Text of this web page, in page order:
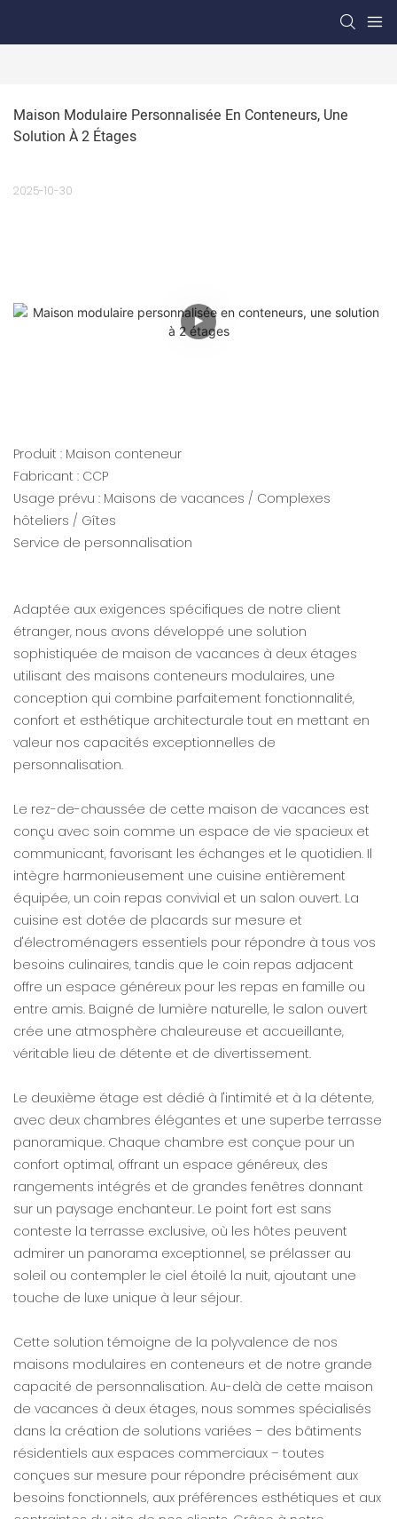
Maison Modulaire Personnalisée En Conteneurs, Une
Solution À 2 Étages
2025-10-30
Produit : Maison conteneur
Fabricant : CCP
Usage prévu : Maisons de vacances / Complexes
hôteliers / Gîtes
Service de personnalisation
Adaptée aux exigences spécifiques de notre client
étranger, nous avons développé une solution
sophistiquée de maison de vacances à deux étages
utilisant des maisons conteneurs modulaires, une
conception qui combine parfaitement fonctionnalité,
confort et esthétique architecturale tout en mettant en
valeur nos capacités exceptionnelles de
personnalisation.
Le rez-de-chaussée de cette maison de vacances est
conçu avec soin comme un espace de vie spacieux et
communicant, favorisant les échanges et le quotidien. Il
intègre harmonieusement une cuisine entièrement
équipée, un coin repas convivial et un salon ouvert. La
cuisine est dotée de placards sur mesure et
d'électroménagers essentiels pour répondre à tous vos
besoins culinaires, tandis que le coin repas adjacent
offre un espace généreux pour les repas en famille ou
entre amis. Baigné de lumière naturelle, le salon ouvert
crée une atmosphère chaleureuse et accueillante,
véritable lieu de détente et de divertissement.
Le deuxième étage est dédié à l'intimité et à la détente,
avec deux chambres élégantes et une superbe terrasse
panoramique. Chaque chambre est conçue pour un
confort optimal, offrant un espace généreux, des
rangements intégrés et de grandes fenêtres donnant
sur un paysage enchanteur. Le point fort est sans
conteste la terrasse exclusive, où les hôtes peuvent
admirer un panorama exceptionnel, se prélasser au
soleil ou contempler le ciel étoilé la nuit, ajoutant une
touche de luxe unique à leur séjour.
Cette solution témoigne de la polyvalence de nos
maisons modulaires en conteneurs et de notre grande
capacité de personnalisation. Au-delà de cette maison
de vacances à deux étages, nous sommes spécialisés
dans la création de solutions variées – des bâtiments
résidentiels aux espaces commerciaux – toutes
conçues sur mesure pour répondre précisément aux
besoins fonctionnels, aux préférences esthétiques et aux